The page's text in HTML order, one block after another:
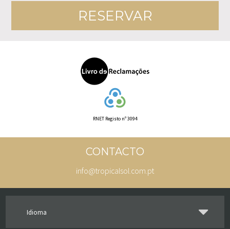
RNET Registo nº 3094
CONTACTO
info@tropicalsol.com.pt
Idioma